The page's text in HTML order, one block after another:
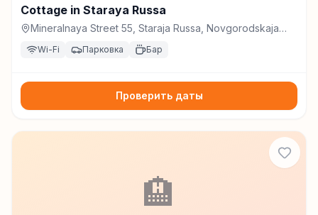
Cottage in Staraya Russa
Mineralnaya Street 55, Staraja Russa, Novgorodskaja
obl., Russia, 175203, Старая Русса
Wi-Fi Парковка Бар
Проверить даты
🏨